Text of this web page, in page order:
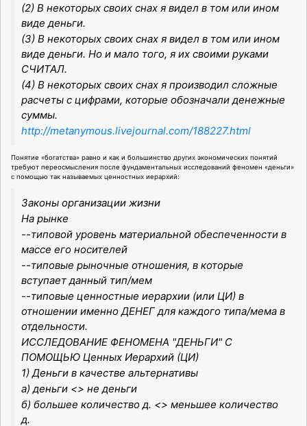
(2) В некоторых своих снах я видел в том или ином
виде деньги.
(3) В некоторых своих снах я видел в том или ином
виде деньги. Но и мало того, я их своими руками
СЧИТАЛ.
(4) В некоторых своих снах я производил сложные
расчеты с цифрами, которые обозначали денежные
суммы.
http://metanymous.livejournal.com/188227.html
Понятие «богатства» равно и как и большинство других экономических понятий
требуют переосмысления после фундаментальных исследований феномен «деньги»
с помощью так называемых ценностных иерархий:
Законы организации жизни
На рынке
--типовой уровень материальной обеспеченности в
массе его носителей
--типовые рыночные отношения, в которые
вступает данный тип/мем
--типовые ценностные иерархии (или ЦИ) в
отношении именно ДЕНЕГ для каждого типа/мема в
отдельности.
ИССЛЕДОВАНИЕ ФЕНОМЕНА "ДЕНЬГИ" С
ПОМОЩЬЮ Ценных Иерархий (ЦИ)
1) Деньги в качестве альтернативы
а) деньги <> не деньги
б) большее количество д. <> меньшее количество
д.